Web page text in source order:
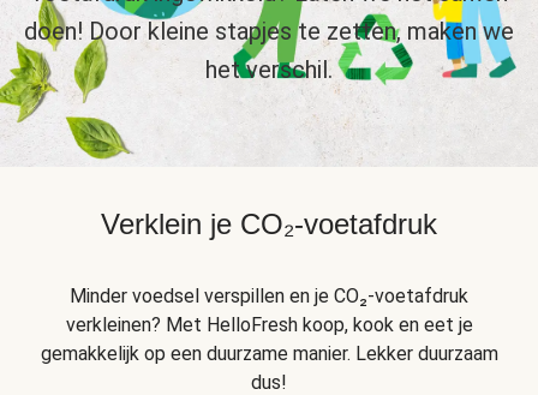
doen! Door kleine stapjes te zetten, maken we
het verschil.
Verklein je CO₂-voetafdruk
Minder voedsel verspillen en je CO₂-voetafdruk
verkleinen? Met HelloFresh koop, kook en eet je
gemakkelijk op een duurzame manier. Lekker duurzaam
dus!